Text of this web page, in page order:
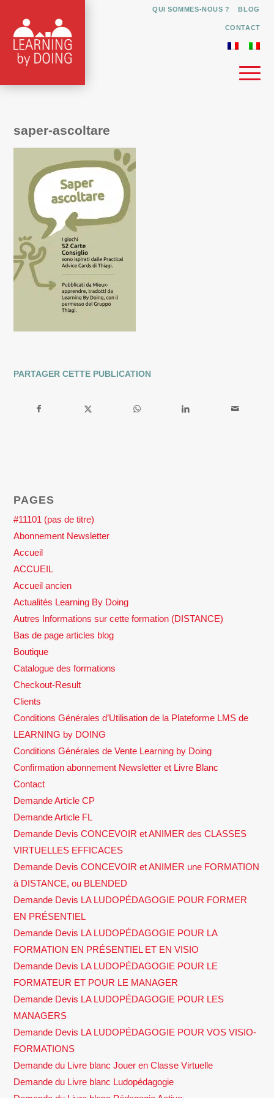
QUI SOMMES-NOUS ? BLOG
CONTACT
saper-ascoltare
PARTAGER CETTE PUBLICATION
PAGES
#11101 (pas de titre)
Abonnement Newsletter
Accueil
ACCUEIL
Accueil ancien
Actualités Learning By Doing
Autres Informations sur cette formation (DISTANCE)
Bas de page articles blog
Boutique
Catalogue des formations
Checkout-Result
Clients
Conditions Générales d’Utilisation de la Plateforme LMS de
LEARNING by DOING
Conditions Générales de Vente Learning by Doing
Confirmation abonnement Newsletter et Livre Blanc
Contact
Demande Article CP
Demande Article FL
Demande Devis CONCEVOIR et ANIMER des CLASSES
VIRTUELLES EFFICACES
Demande Devis CONCEVOIR et ANIMER une FORMATION
à DISTANCE, ou BLENDED
Demande Devis LA LUDOPÉDAGOGIE POUR FORMER
EN PRÉSENTIEL
Demande Devis LA LUDOPÉDAGOGIE POUR LA
FORMATION EN PRÉSENTIEL ET EN VISIO
Demande Devis LA LUDOPÉDAGOGIE POUR LE
FORMATEUR ET POUR LE MANAGER
Demande Devis LA LUDOPÉDAGOGIE POUR LES
MANAGERS
Demande Devis LA LUDOPÉDAGOGIE POUR VOS VISIO-
FORMATIONS
Demande du Livre blanc Jouer en Classe Virtuelle
Demande du Livre blanc Ludopédagogie